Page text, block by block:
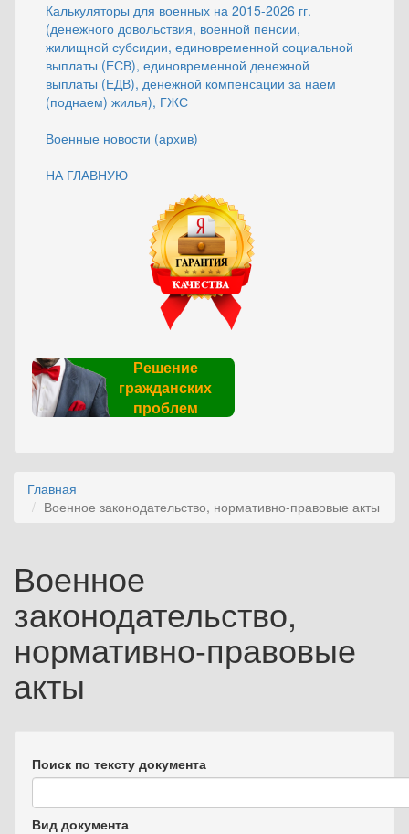
Калькуляторы для военных на 2015-2026 гг.
(денежного довольствия, военной пенсии,
жилищной субсидии, единовременной социальной
выплаты (ЕСВ), единовременной денежной
выплаты (ЕДВ), денежной компенсации за наем
(поднаем) жилья), ГЖС
Военные новости (архив)
НА ГЛАВНУЮ
Решение
гражданских
проблем
Главная
Военное законодательство, нормативно-правовые акты
Военное
законодательство,
нормативно-правовые
акты
Поиск по тексту документа
Вид документа